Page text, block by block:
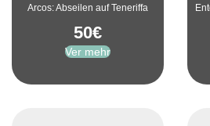
Arcos: Abseilen auf Teneriffa
50€
Ver mehr